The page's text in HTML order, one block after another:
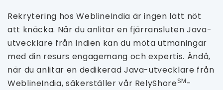
Rekrytering hos WeblineIndia är ingen lätt nöt
att knäcka. När du anlitar en fjärransluten Java-
utvecklare från Indien kan du möta utmaningar
med din resurs engagemang och expertis. Ändå,
när du anlitar en dedikerad Java-utvecklare från
WeblineIndia, säkerställer vår RelyShoreSM-